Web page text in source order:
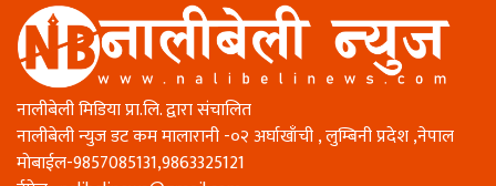
नालीबेली मिडिया प्रा.लि. द्वारा संचालित
नालीबेली न्युज डट कम मालारानी -०२ अर्घाखाँची , लुम्बिनी प्रदेश ,नेपाल
माेबाईल-9857085131,9863325121